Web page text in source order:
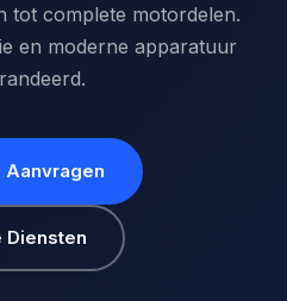
tot complete motordelen.
en moderne apparatuur
Aanvragen
Diensten